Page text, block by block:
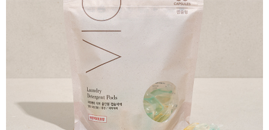
時審查核予不同之上限額度；若仍有額度不足之情形，本公司將視審查結果
請求用戶進行身份認證。
５．嚴禁一人註冊多個帳號或使用他人資訊註冊。若發現惡意使用之情形，
恩沛科技股份有限公司將有權停止該用戶之使用額度並採取法律行動。